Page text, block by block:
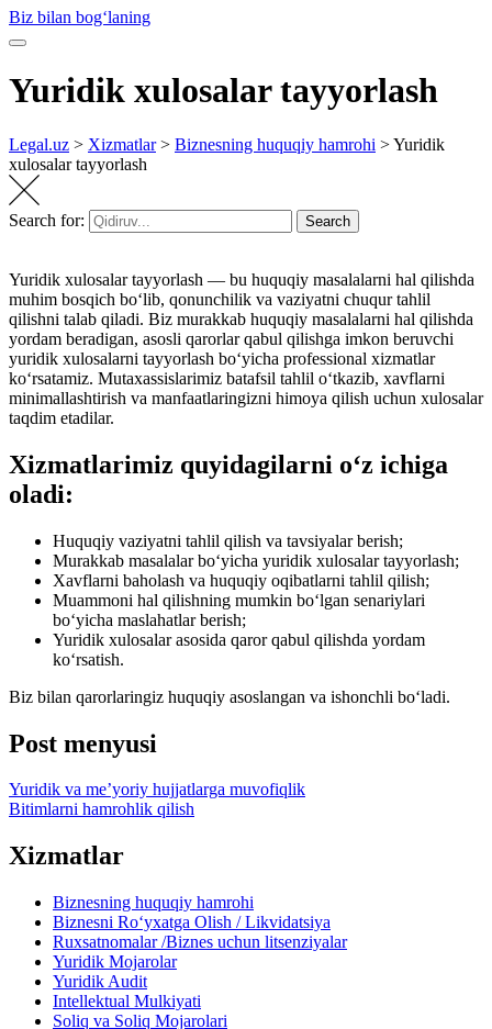
Biz bilan bog‘laning
Yuridik xulosalar tayyorlash
Legal.uz > Xizmatlar> Biznesning huquqiy hamrohi >Yuridik
xulosalar tayyorlash
Search for: Search
Yuridik xulosalar tayyorlash — bu huquqiy masalalarni hal qilishda
muhim bosqich boʻlib, qonunchilik va vaziyatni chuqur tahlil
qilishni talab qiladi. Biz murakkab huquqiy masalalarni hal qilishda
yordam beradigan, asosli qarorlar qabul qilishga imkon beruvchi
yuridik xulosalarni tayyorlash boʻyicha professional xizmatlar
koʻrsatamiz. Mutaxassislarimiz batafsil tahlil oʻtkazib, xavflarni
minimallashtirish va manfaatlaringizni himoya qilish uchun xulosalar
taqdim etadilar.
Xizmatlarimiz quyidagilarni oʻz ichiga
oladi:
Huquqiy vaziyatni tahlil qilish va tavsiyalar berish;
Murakkab masalalar boʻyicha yuridik xulosalar tayyorlash;
Xavflarni baholash va huquqiy oqibatlarni tahlil qilish;
Muammoni hal qilishning mumkin boʻlgan senariylari
boʻyicha maslahatlar berish;
Yuridik xulosalar asosida qaror qabul qilishda yordam
koʻrsatish.
Biz bilan qarorlaringiz huquqiy asoslangan va ishonchli boʻladi.
Post menyusi
Yuridik va me’yoriy hujjatlarga muvofiqlik
Bitimlarni hamrohlik qilish
Xizmatlar
Biznesning huquqiy hamrohi
Biznesni Ro‘yxatga Olish / Likvidatsiya
Ruxsatnomalar /Biznes uchun litsenziyalar
Yuridik Mojarolar
Yuridik Audit
Intellektual Mulkiyati
Soliq va Soliq Mojarolari